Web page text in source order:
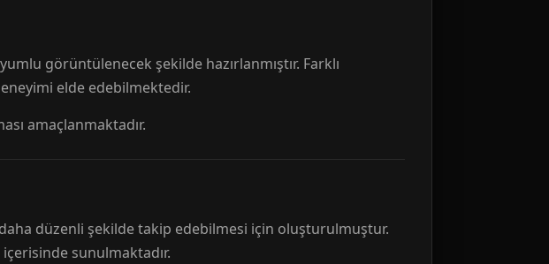
görüntülenecek şekilde hazırlanmıştır. Farklı
elde edebilmektedir.
amaçlanmaktadır.
düzenli şekilde takip edebilmesi için oluşturulmuştur.
sunulmaktadır.